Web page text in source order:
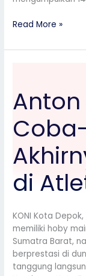
Read More »
di
KONI Kota
memiliki hoby
Sumatra Barat,
berprestasi di
tanggung
Coba-
Coba,
Akhirnya
Ukir
Prestasi
di